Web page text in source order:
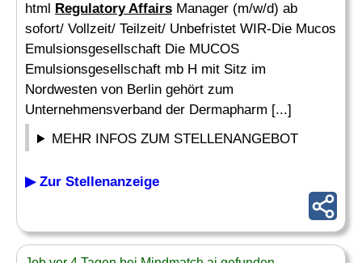
html Regulatory Affairs Manager (m/w/d) ab
sofort/ Vollzeit/ Teilzeit/ Unbefristet WIR-Die Mucos
Emulsionsgesellschaft Die MUCOS
Emulsionsgesellschaft mb H mit Sitz im
Nordwesten von Berlin gehört zum
Unternehmensverband der Dermapharm [...]
MEHR INFOS ZUM STELLENANGEBOT
▶ Zur Stellenanzeige